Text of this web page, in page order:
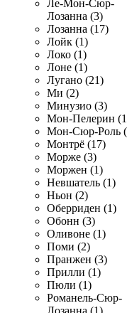
Ле-Мон-Сюр-
Лозанна (3)
Лозанна (17)
Лойк (1)
Локо (1)
Лоне (1)
Лугано (21)
Ми (2)
Минузио (3)
Мон-Пелерин
Мон-Сюр-Роль
Монтрё (17)
Морже (3)
Моржен (1)
Невшатель (1)
Ньон (2)
Оберриден (1)
Обонн (3)
Оливоне (1)
Поми (2)
Пранжен (3)
Прилли (1)
Пюли (1)
Романель-Сюр-
Лозанна (1)